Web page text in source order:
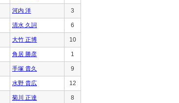
河内 洋 3
清水 久詞 6
大竹 正博 10
角居 勝彦 1
手塚 貴久 9
水野 貴広 12
菊川 正達 8